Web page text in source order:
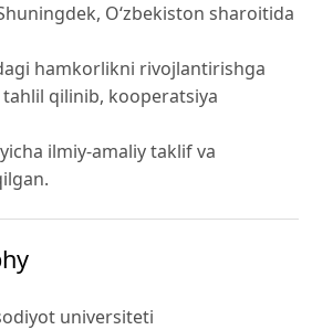
O‘zbekiston sharoitida
hamkorlikni rivojlantirishga
qilinib, kooperatsiya
ilmiy-amaliy taklif va
universiteti